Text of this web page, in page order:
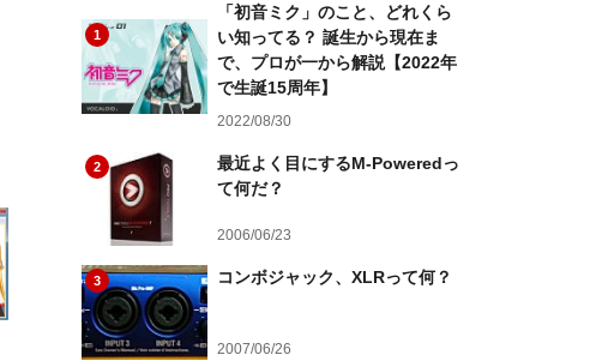
1
「初音ミク」のこと、どれくら
い知ってる？ 誕生から現在ま
で、プロが一から解説【2022年
で生誕15周年】
2022/08/30
2
最近よく目にするM-Poweredっ
て何だ？
2006/06/23
3 コンボジャック、XLRって何？
2007/06/26